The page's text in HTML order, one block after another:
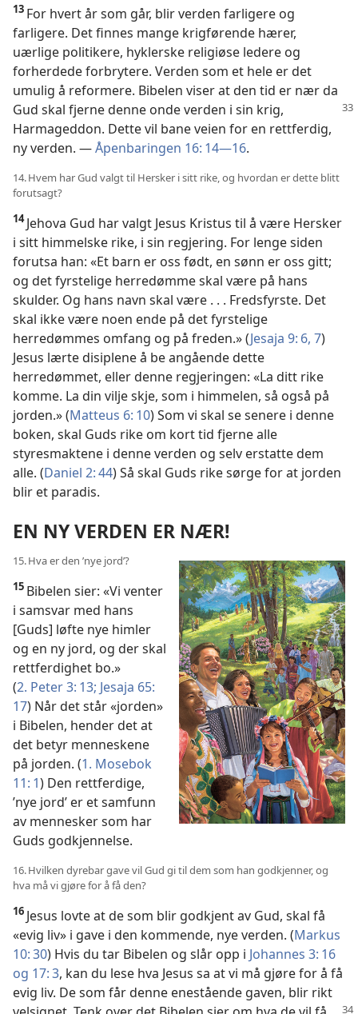
13 For hvert år som går, blir verden farligere og
farligere. Det finnes mange krigførende hærer,
uærlige politikere, hyklerske religiøse ledere og
forherdede forbrytere. Verden som et hele er det
umulig å reformere. Bibelen viser at den tid er nær da
Gud skal fjerne denne onde verden i sin krig,
Harmageddon. Dette vil bane veien for en rettferdig,
ny verden. —Åpenbaringen 16: 14—16.
14. Hvem har Gud valgt til Hersker i sitt rike, og hvordan er dette blitt
forutsagt?
14Jehova Gud har valgt Jesus Kristus til å være Hersker
i sitt himmelske rike, i sin regjering. For lenge siden
forutsa han: «Et barn er oss født, en sønn er oss gitt;
og det fyrstelige herredømme skal være på hans
skulder. Og hans navn skal være . . . Fredsfyrste. Det
skal ikke være noen ende på det fyrstelige
herredømmes omfang og på freden.» (Jesaja 9: 6, 7)
Jesus lærte disiplene å be angående dette
herredømmet, eller denne regjeringen: «La ditt rike
komme. La din vilje skje, som i himmelen, så også på
jorden.» (Matteus 6: 10) Som vi skal se senere i denne
boken, skal Guds rike om kort tid fjerne alle
styresmaktene i denne verden og selv erstatte dem
alle. (Daniel 2: 44) Så skal Guds rike sørge for at jorden
blir et paradis.
EN NY VERDEN ER NÆR!
15. Hva er den ’nye jord’?
15 Bibelen sier: «Vi venter
i samsvar med hans
[Guds] løfte nye himler
og en ny jord, og der skal
rettferdighet bo.»
(2. Peter 3: 13; Jesaja 65:
17) Når det står «jorden»
i Bibelen, hender det at
det betyr menneskene
på jorden. (1. Mosebok
11: 1) Den rettferdige,
’nye jord’ er et samfunn
av mennesker som har
Guds godkjennelse.
16. Hvilken dyrebar gave vil Gud gi til dem som han godkjenner, og
hva må vi gjøre for å få den?
16 Jesus lovte at de som blir godkjent av Gud, skal få
«evig liv» i gave i den kommende, nye verden. (Markus
10: 30) Hvis du tar Bibelen og slår opp i Johannes 3: 16
og 17: 3, kan du lese hva Jesus sa at vi må gjøre for å få
evig liv. De som får denne enestående gaven, blir rikt